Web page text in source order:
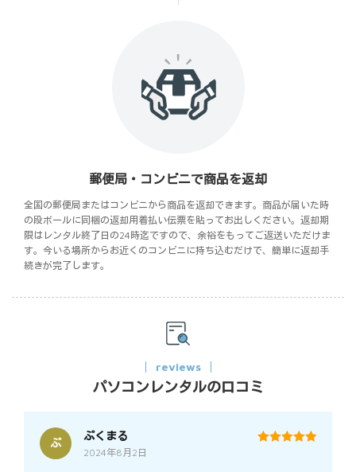
郵便局・コンビニで商品を返却
全国の郵便局またはコンビニから商品を返却できます。商品が届いた時
の段ボールに同梱の返却用着払い伝票を貼ってお出しください。返却期
限はレンタル終了日の24時迄ですので、余裕をもってご返送いただけま
す。今いる場所からお近くのコンビニに持ち込むだけで、簡単に返却手
続きが完了します。
reviews
パソコンレンタルの口コミ
ぷ
ぷくまる
2024年8月2日